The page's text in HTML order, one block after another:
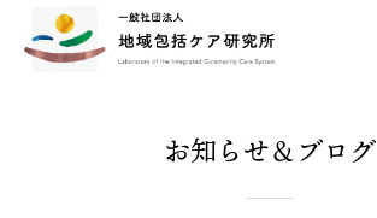
Home > 唐澤剛氏による講演
お知らせ＆ブログ